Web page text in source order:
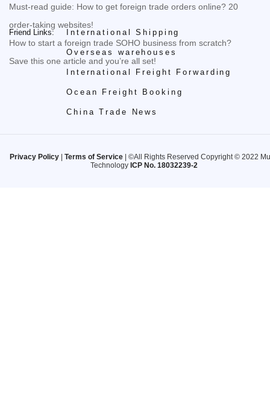
Must-read guide: How to get foreign trade orders online? 20
order-taking websites!
How to start a foreign trade SOHO business from scratch?
Save this one article and you’re all set!
Friend Links: International Shipping
Overseas warehouses
International Freight Forwarding
Ocean Freight Booking
China Trade News
Privacy Policy Terms of Service | ©All Rights Reserved Copyright © 2022
Technology ICP No. 18032239-2